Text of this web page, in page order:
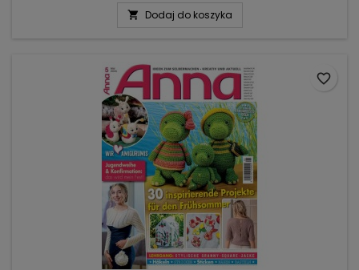
dziergających. W ogrodzie sporo zwierzątek z włóczki:
 Dodaj do koszyka
favorite_border